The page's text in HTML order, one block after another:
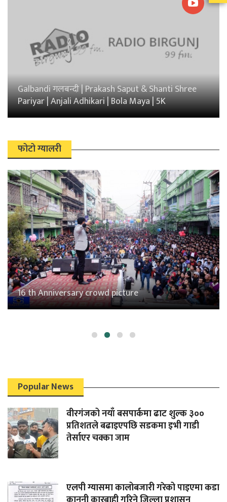
Galbandi गलबन्दी | Prakash Saput & Shanti Shree
Pariyar | Anjali Adhikari | Bola Maya | 5K
फोटो ग्यालरी
Gadiarwa Pokhari
Popular News
वीरगंजको नयाँ बसपार्कमा ढाट शुल्क ३००
प्रतिशतले बढाइएपछि सडकमा इभी गाडी
तेर्साएर चक्का जाम
एलपी ग्यासमा कालोबजारी गरेको पाइएमा कडा